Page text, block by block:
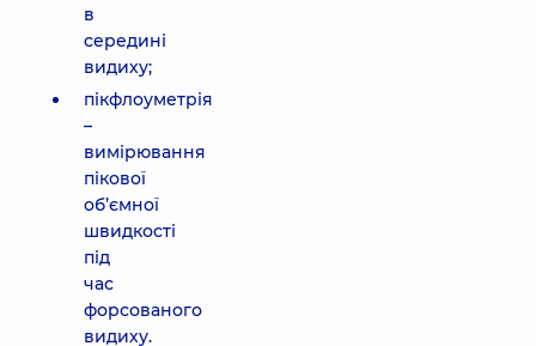
в
середині
видиху;
пікфлоуметрія
–
вимірювання
пікової
об’ємної
швидкості
під
час
форсованого
видиху.